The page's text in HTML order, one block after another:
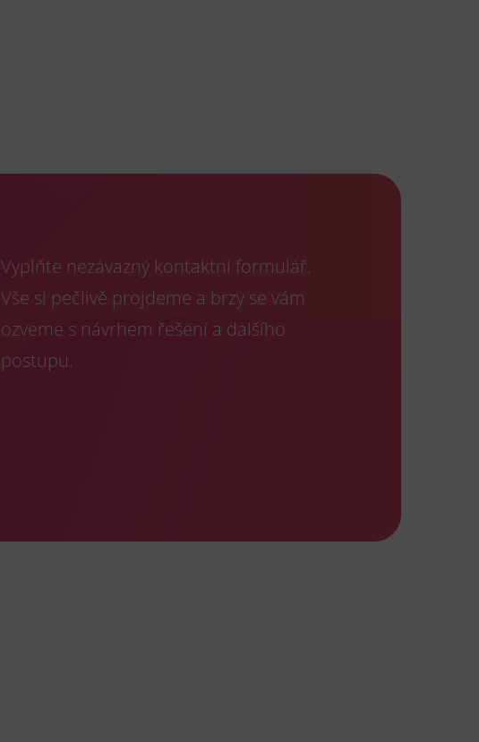
Vyplňte nezávazný kontaktní formulář.
Vše si pečlivě projdeme a brzy se vám
ozveme s návrhem řešení a dalšího
postupu.